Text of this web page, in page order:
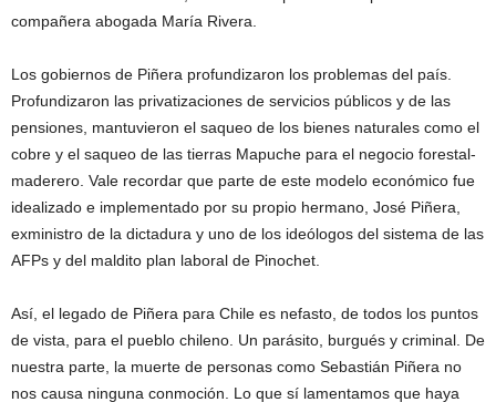
compañera abogada María Rivera.
Los gobiernos de Piñera profundizaron los problemas del país.
Profundizaron las privatizaciones de servicios públicos y de las
pensiones, mantuvieron el saqueo de los bienes naturales como el
cobre y el saqueo de las tierras Mapuche para el negocio forestal-
maderero. Vale recordar que parte de este modelo económico fue
idealizado e implementado por su propio hermano, José Piñera,
exministro de la dictadura y uno de los ideólogos del sistema de las
AFPs y del maldito plan laboral de Pinochet.
Así, el legado de Piñera para Chile es nefasto, de todos los puntos
de vista, para el pueblo chileno. Un parásito, burgués y criminal. De
nuestra parte, la muerte de personas como Sebastián Piñera no
nos causa ninguna conmoción. Lo que sí lamentamos que haya